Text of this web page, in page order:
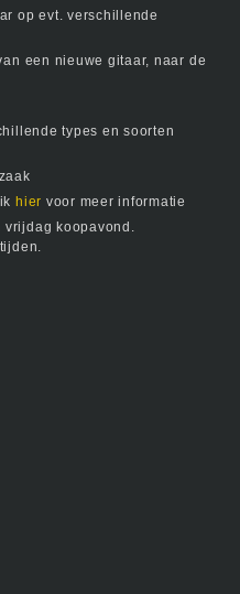
op evt. verschillende
een nieuwe gitaar, naar de
types en soorten
hier voor meer informatie
vrijdag koopavond.